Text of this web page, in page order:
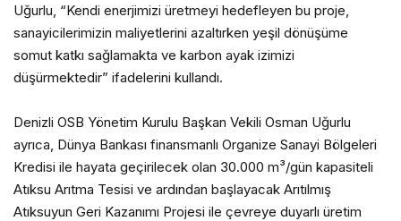
Uğurlu, “Kendi enerjimizi üretmeyi hedefleyen bu proje,
sanayicilerimizin maliyetlerini azaltırken yeşil dönüşüme
somut katkı sağlamakta ve karbon ayak izimizi
düşürmektedir” ifadelerini kullandı.
Denizli OSB Yönetim Kurulu Başkan Vekili Osman Uğurlu
ayrıca, Dünya Bankası finansmanlı Organize Sanayi Bölgeleri
Kredisi ile hayata geçirilecek olan 30.000 m³/gün kapasiteli
Atıksu Arıtma Tesisi ve ardından başlayacak Arıtılmış
Atıksuyun Geri Kazanımı Projesi ile çevreye duyarlı üretim